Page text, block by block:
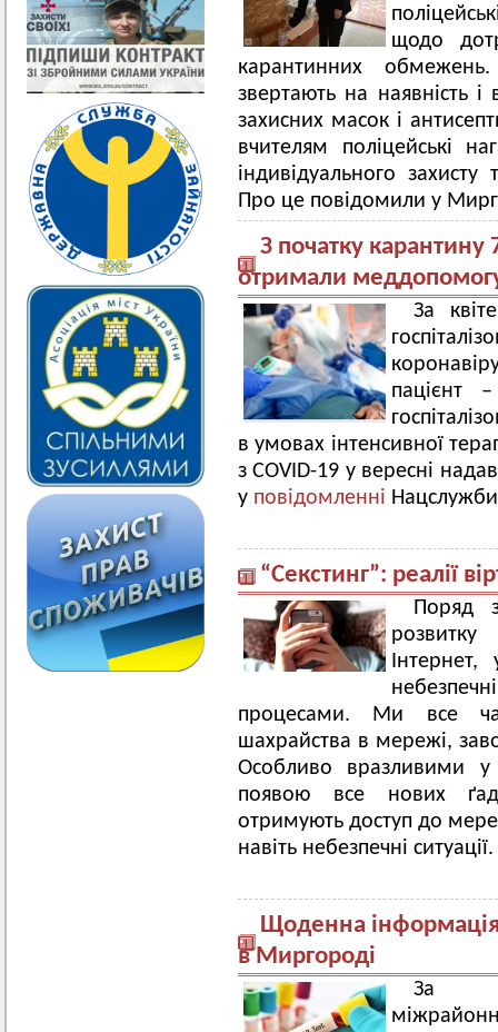
щодо
карантинних
звертають на наявність
захисних масок і
вчителям поліцейські
індивідуального
Про це повідомили у
З початку карантину
отримали
За
пацієнт
в умовах інтенсивної
з COVID-19 у вересні
у повідомленні
“Секстинг”: реалії
Поряд
процесами. Ми все
шахрайства в мережі,
Особливо вразливими у
появою все нових
отримують доступ до
навіть небезпечні ситуації.
Щоденна інформація
в Миргороді
За